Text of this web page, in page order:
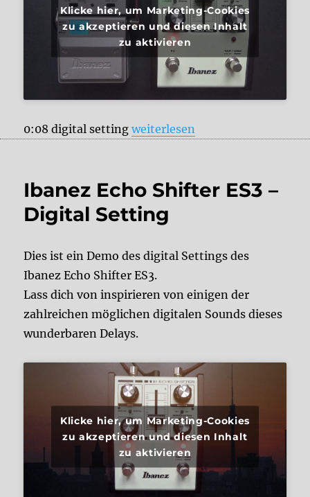
Klicke hier, um Marketing-Cookies
zu akzeptieren und diesen Inhalt
zu aktivieren
0:08 digital setting„Ibanez Delay Battle – Echo
weiterlesen
Ibanez Echo Shifter ES3 –
Digital Setting
Dies ist ein Demo des digital Settings des
Ibanez Echo Shifter ES3.
Lass dich von inspirieren von einigen der
zahlreichen möglichen digitalen Sounds dieses
wunderbaren Delays.
Klicke hier, um Marketing-Cookies
zu akzeptieren und diesen Inhalt
zu aktivieren